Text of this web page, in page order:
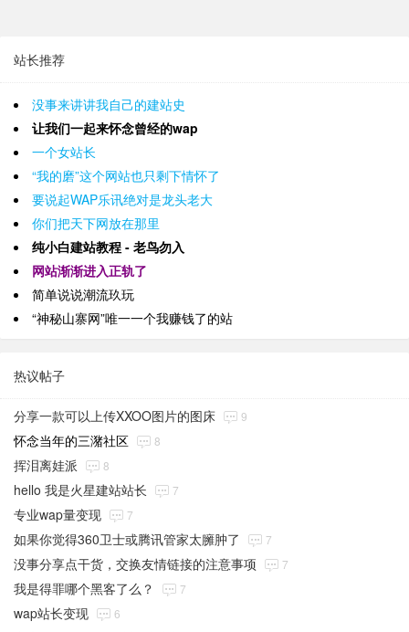
站长推荐
没事来讲讲我自己的建站史
让我们一起来怀念曾经的wap
一个女站长
“我的磨”这个网站也只剩下情怀了
要说起WAP乐讯绝对是龙头老大
你们把天下网放在那里
纯小白建站教程 - 老鸟勿入
网站渐渐进入正轨了
简单说说潮流玖玩
“神秘山寨网”唯一一个我赚钱了的站
热议帖子
分享一款可以上传XXOO图片的图床 9
怀念当年的三潴社区 8
挥泪离娃派 8
hello 我是火星建站站长 7
专业wap量变现 7
如果你觉得360卫士或腾讯管家太臃肿了 7
没事分享点干货，交换友情链接的注意事项 7
我是得罪哪个黑客了么？ 7
wap站长变现 6